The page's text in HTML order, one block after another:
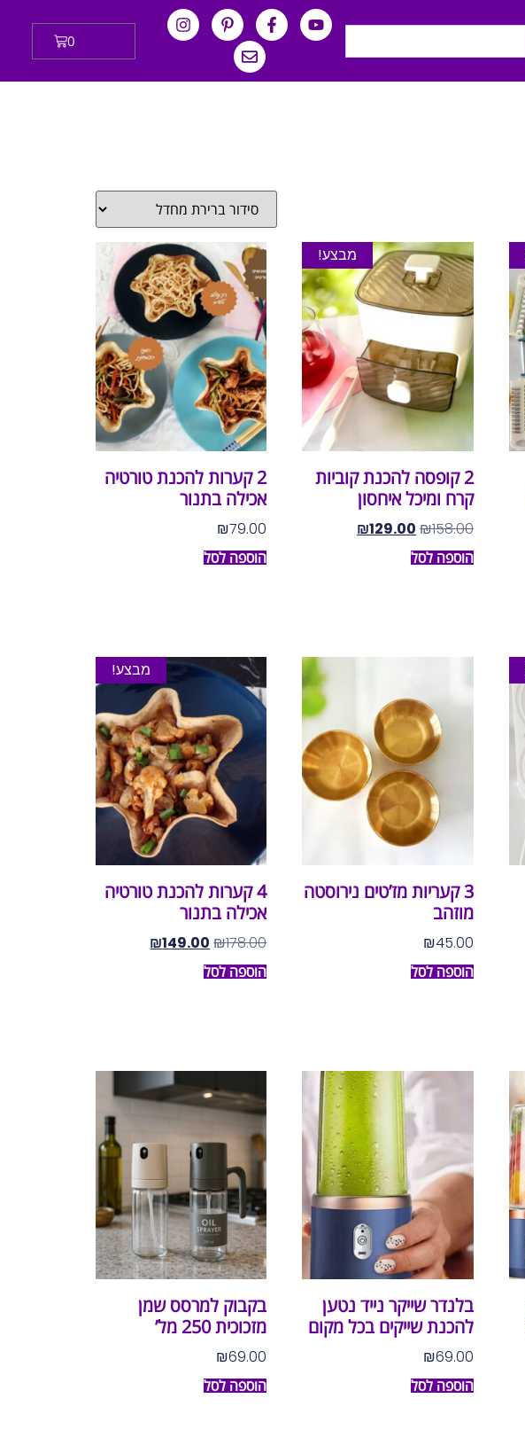
0
מבצע!
2 קופסה להכנת קוביות
קרח ומיכל איחסון
₪158.00
₪129.00
הוספה לסל
2 קערות להכנת טורטיה
אכילה בתנור
₪79.00
הוספה לסל
3 קעריות מז’טים נירוסטה
מוזהב
₪45.00
הוספה לסל
מבצע!
4 קערות להכנת טורטיה
אכילה בתנור
₪178.00
₪149.00
הוספה לסל
בלנדר שייקר נייד נטען
להכנת שייקים בכל מקום
₪69.00
הוספה לסל
בקבוק למרסס שמן
מזכוכית 250 מל’
₪69.00
הוספה לסל